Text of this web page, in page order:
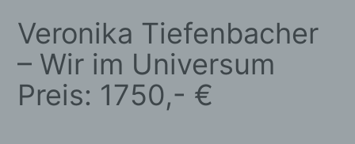
Veronika Tiefenbacher
– Wir im Universum
Preis: 1750,- €